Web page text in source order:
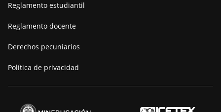
Reglamento estudiantil
Reglamento docente
Derechos pecuniarios
Política de privacidad